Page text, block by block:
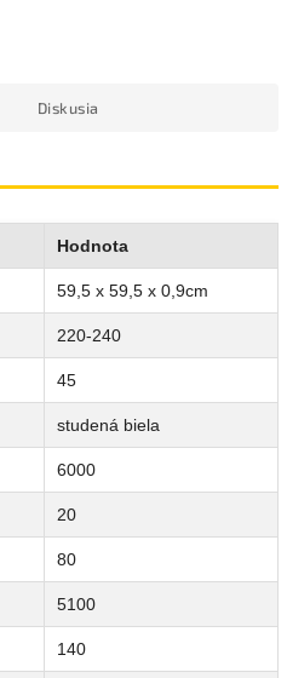
Diskusia
Hodnota
59,5 x 59,5 x 0,9cm
220-240
45
studená biela
6000
20
80
5100
140